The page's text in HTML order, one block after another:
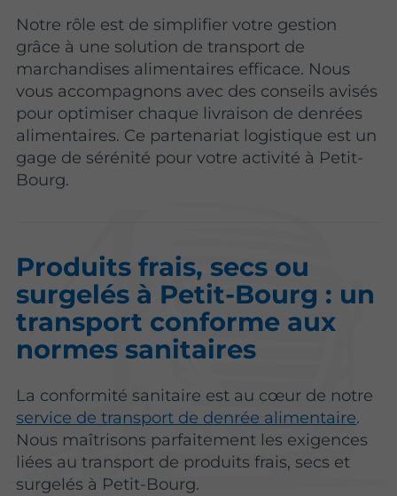
Notre rôle est de simplifier votre gestion
grâce à une solution de transport de
marchandises alimentaires efficace. Nous
vous accompagnons avec des conseils avisés
pour optimiser chaque livraison de denrées
alimentaires. Ce partenariat logistique est un
gage de sérénité pour votre activité à Petit-
Bourg.
Produits frais, secs ou
surgelés à Petit-Bourg : un
transport conforme aux
normes sanitaires
La conformité sanitaire est au cœur de notre
service de transport de denrée alimentaire.
Nous maîtrisons parfaitement les exigences
liées au transport de produits frais, secs et
surgelés à Petit-Bourg.